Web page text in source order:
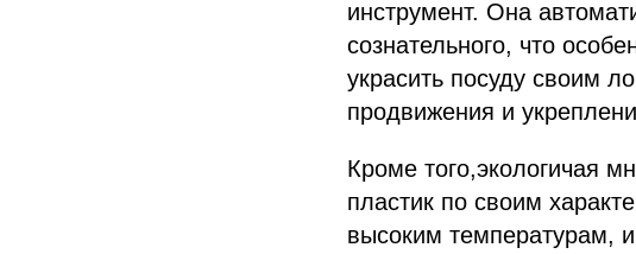
инструмент. Она
сознательного, что
украсить посуду своим
продвижения и
Кроме того,экологичая
пластик по своим
высоким температурам,